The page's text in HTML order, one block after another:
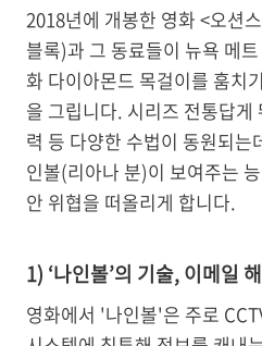
2018년에 개봉한 영화 <오션
블록)과 그 동료들이 뉴욕 메
화 다이아몬드 목걸이를 훔치
을 그립니다. 시리즈 전통답게
력 등 다양한 수법이 동원되는
인볼(리아나 분)이 보여주는
안 위협을 떠올리게 합니다.
1) ‘나인볼’의 기술, 이메일
영화에서 '나인볼'은 주로